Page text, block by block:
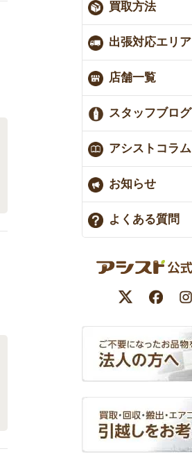
買取方法
出張対応エリア
店舗一覧
スタッフブログ
アシストコラム
お知らせ
よくある質問